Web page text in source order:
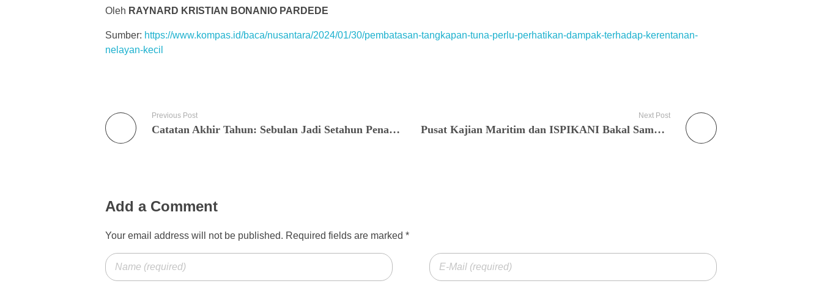
Oleh RAYNARD KRISTIAN BONANIO PARDEDE
Sumber: https://www.kompas.id/baca/nusantara/2024/01/30/pembatasan-tangkapan-tuna-perlu-perhatikan-dampak-terhadap-kerentanan-
nelayan-kecil
Previous Post
Catatan Akhir Tahun: Sebulan Jadi Setahun Penantian Penangkapan Ikan
Next Post
Pusat Kajian Maritim dan ISPIKANI Bakal Sampaikan Keluhan Nelayan Maluku Utara kepada Menteri KP
Add a Comment
Your email address will not be published. Required fields are marked *